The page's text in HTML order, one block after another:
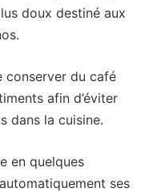
doux destiné aux
conserver du café
afin d’éviter
dans la cuisine.
en quelques
ses